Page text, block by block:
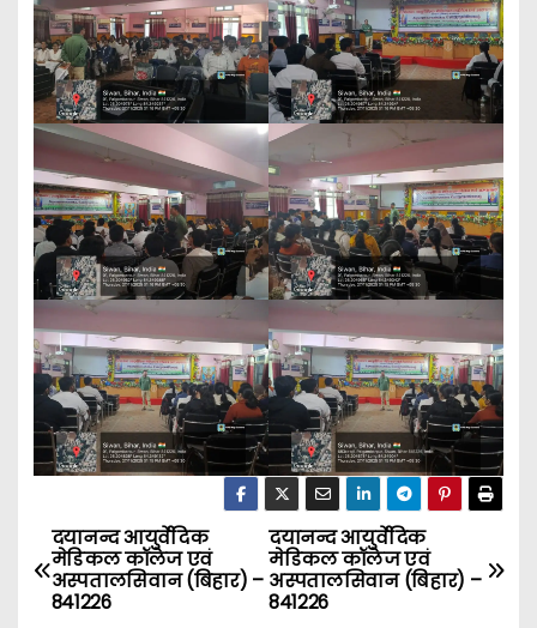
P
o
दयानन्द आयुर्वेदिक
मेडिकल कॉलेज एवं
अस्पतालसिवान (बिहार) –
841226
दयानन्द आयुर्वेदिक
मेडिकल कॉलेज एवं
अस्पतालसिवान (बिहार) –
841226